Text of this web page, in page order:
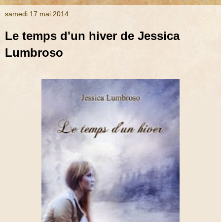
samedi 17 mai 2014
Le temps d'un hiver de Jessica
Lumbroso